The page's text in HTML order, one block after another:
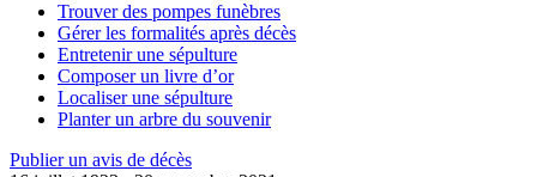
Trouver des pompes funèbres
Gérer les formalités après décès
Entretenir une sépulture
Composer un livre d’or
Localiser une sépulture
Planter un arbre du souvenir
Publier un avis de décès